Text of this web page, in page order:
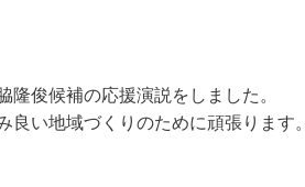
俊候補の応援演説をしました。
い地域づくりのために頑張ります。